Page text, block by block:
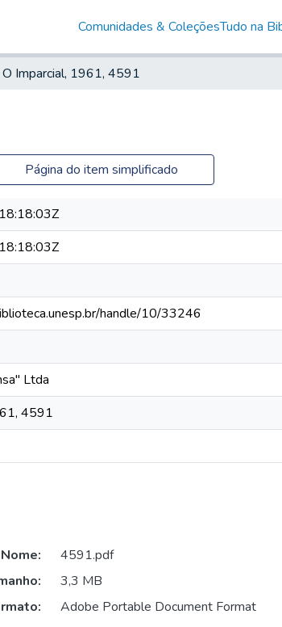
Comunidades & ColeçõesTudo na
O Imparcial, 1961, 4591
Página do item simplificado
handle/10/33246
Ltda
4591
Nome:
4591.pdf
3,3 MB
Adobe Portable Document Format